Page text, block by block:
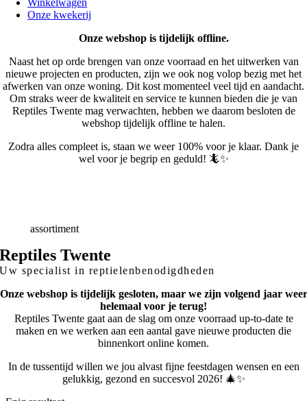
Winkelwagen
Onze kwekerij
Onze webshop is tijdelijk offline.
Naast het op orde brengen van onze voorraad en het uitwerken van
nieuwe projecten en producten, zijn we ook nog volop bezig met het
afwerken van onze woning. Dit kost momenteel veel tijd en aandacht.
Om straks weer de kwaliteit en service te kunnen bieden die je van
Reptiles Twente mag verwachten, hebben we daarom besloten de
webshop tijdelijk offline te halen.
Zodra alles compleet is, staan we weer 100% voor je klaar. Dank je
wel voor je begrip en geduld! 🦎✨
Breedassortiment
Reptiles Twente
Uw specialist in reptielenbenodigdheden
Onze webshop is tijdelijk gesloten, maar we zijn volgend jaar weer
helemaal voor je terug!
Reptiles Twente gaat aan de slag om onze voorraad up-to-date te
maken en we werken aan een aantal gave nieuwe producten die
binnenkort online komen.
In de tussentijd willen we jou alvast fijne feestdagen wensen en een
gelukkig, gezond en succesvol 2026! 🎄✨